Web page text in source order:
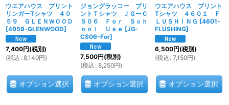
ウエアハウス プリント
リンガーTシャツ ４０
５９ ＧＬＥＮＷＯＯＤ
[4059-GLENWOOD]
7,400円(税別)
(税込 : 8,140円)
オプション選択
ジョングラッコー プリ
ントＴシャツ ＪＧーＣ
Ｓ０６ Ｆｏｒ Ｓｃｈ
ｏｏｌ Ｕｓｅ [JG-
CS06-For]
7,500円(税別)
(税込 : 8,250円)
オプション選択
ウエアハウス プリント
Tシャツ ４６０１ Ｆ
ＬＵＳＨＩＮＧ [4601-
FLUSHING]
6,500円(税別)
(税込 : 7,150円)
オプション選択